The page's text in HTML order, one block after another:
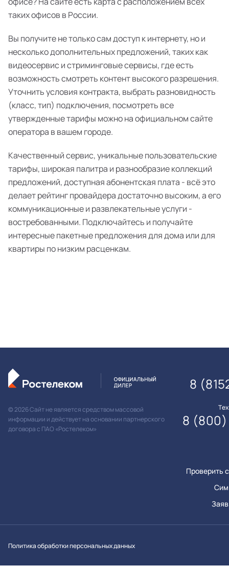
таких офисов в России.
Вы получите не только сам доступ к интернету, но и
несколько дополнительных предложений, таких как
видеосервис и стриминговые сервисы, где есть
возможность смотреть контент высокого разрешения.
Уточнить условия контракта, выбрать разновидность
(класс, тип) подключения, посмотреть все
утвержденные тарифы можно на официальном сайте
оператора в вашем городе.
Качественный сервис, уникальные пользовательские
тарифы, широкая палитра и разнообразие коллекций
предложений, доступная абонентская плата - всё это
делает рейтинг провайдера достаточно высоким, а его
коммуникационные и развлекательные услуги -
востребованными. Подключайтесь и получайте
интересные пакетные предложения для дома или для
квартиры по низким расценкам.
© 2026 Сайт не является средством массовой
информации и действует на основании партнерского
договора с ПАО «Ростелеком»
Проверить
8
8
Политика обработки персональных данных